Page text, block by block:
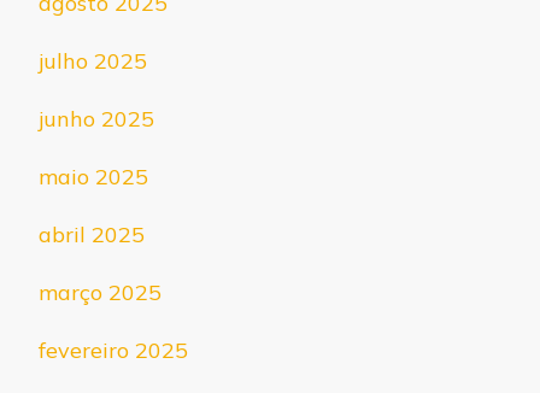
julho 2025
junho 2025
maio 2025
abril 2025
março 2025
fevereiro 2025